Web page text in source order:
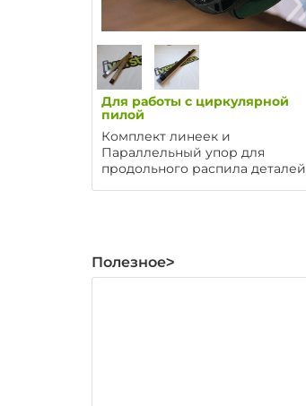
Для работы с циркулярной
пилой
Комплект линеек и
Параллельный упор для
продольного распила деталей.
Полезное>